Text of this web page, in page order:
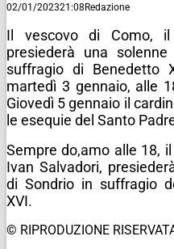
02/01/202321:08Redazione
Il vescovo di Como, il
presiederà una
suffragio di Benedetto
martedì 3 gennaio, alle
Giovedì 5 gennaio il
le esequie del Santo
Sempre do,amo alle 18,
Ivan Salvadori,
di Sondrio in suffragio
XVI.
© RIPRODUZIONE